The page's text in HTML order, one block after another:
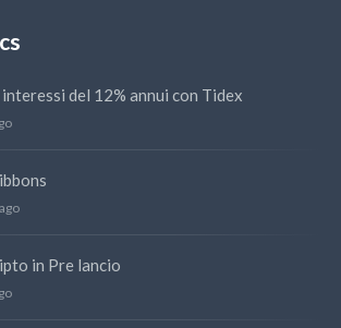
del 12% annui con Tidex
in Pre lancio